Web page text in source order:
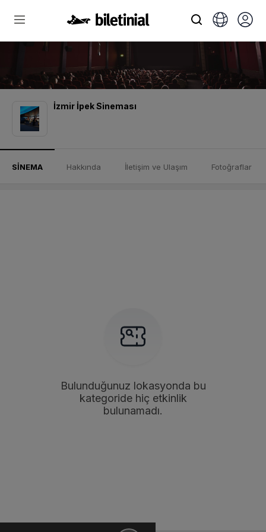
İzmir İpek Sineması
SİNEMA Hakkında İletişim ve Ulaşım Fotoğraflar
Bulunduğunuz lokasyonda bu
kategoride hiç etkinlik
bulunamadı.